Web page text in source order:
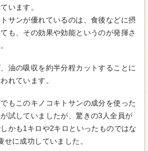
います。
サンが優れているのは、食後などに摂
も、その効果や効能というのが発揮さ
油の吸収を約半分程カットすることに
れています。
もこのキノコキトサンの成分を使った
試していましたが、驚きの3人全員が
かも1キロや2キロといったものではな
せに成功していました。